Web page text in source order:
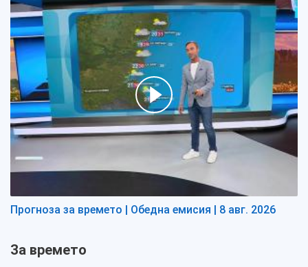
Прогноза за времето | Обедна емисия | 8 авг. 2026
За времето